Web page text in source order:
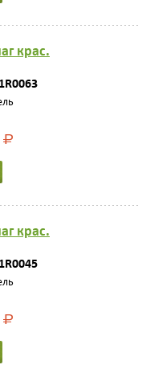
крас.
Р
крас.
Р